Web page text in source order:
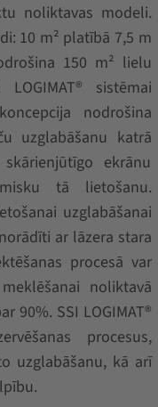
noliktavas modeli.
10 m² platībā 7,5 m
150 m² lielu
sistēmai
nodrošina
uzglabāšanu katrā
ekrānu
tā lietošanu.
uzglabāšanai
ar lāzera stara
procesā var
noliktavā
90%. SSI LOGIMAT®
procesus,
uzglabāšanu, kā arī